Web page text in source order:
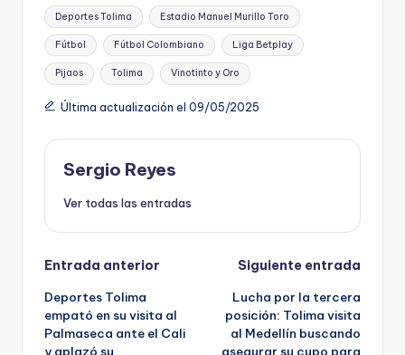
Etiquetas:
Deportes Tolima Estadio Manuel Murillo Toro
Fútbol Fútbol Colombiano Liga Betplay
Pijaos Tolima Vinotinto y Oro
Última actualización el 09/05/2025
Sergio Reyes
Ver todas las entradas
Navegación
de
entradas
Entrada anterior
Deportes Tolima
empató en su visita al
Palmaseca ante el Cali
y aplazó su
Siguiente entrada
Lucha por la tercera
posición: Tolima visita
al Medellín buscando
asegurar su cupo para